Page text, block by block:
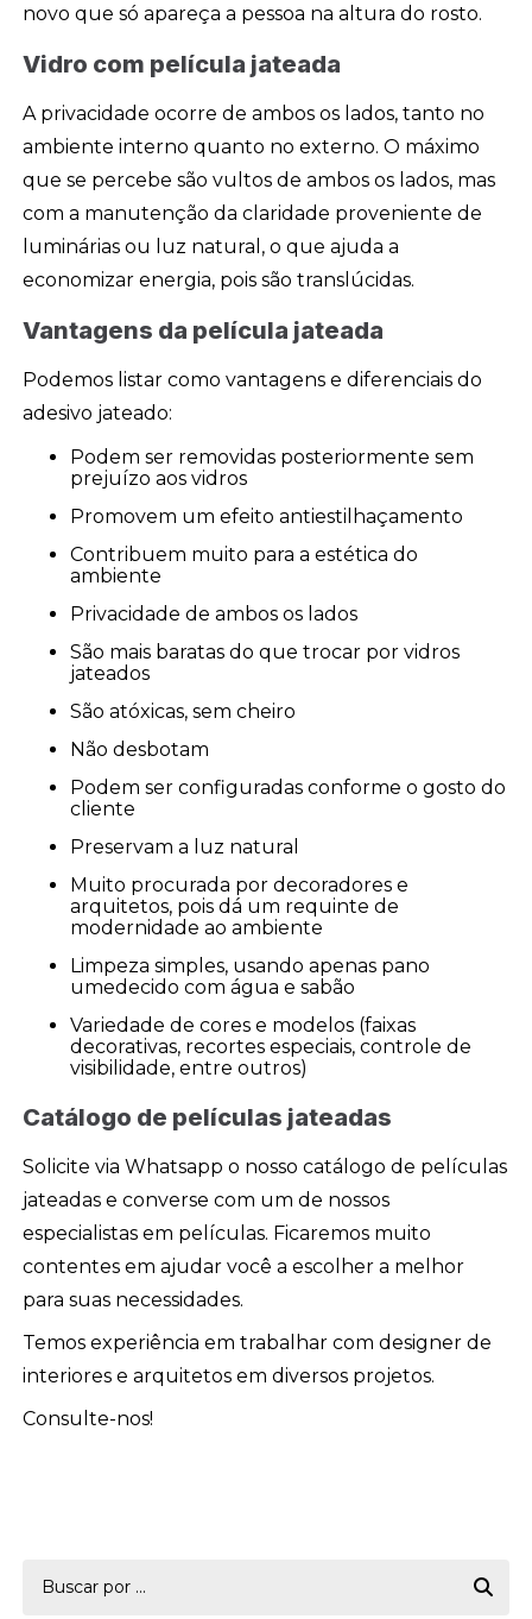
novo que só apareça a pessoa na altura do rosto.
Vidro com película jateada
A privacidade ocorre de ambos os lados, tanto no
ambiente interno quanto no externo. O máximo
que se percebe são vultos de ambos os lados, mas
com a manutenção da claridade proveniente de
luminárias ou luz natural, o que ajuda a
economizar energia, pois são translúcidas.
Vantagens da película jateada
Podemos listar como vantagens e diferenciais do
adesivo jateado:
Podem ser removidas posteriormente sem
prejuízo aos vidros
Promovem um efeito antiestilhaçamento
Contribuem muito para a estética do
ambiente
Privacidade de ambos os lados
São mais baratas do que trocar por vidros
jateados
São atóxicas, sem cheiro
Não desbotam
Podem ser configuradas conforme o gosto do
cliente
Preservam a luz natural
Muito procurada por decoradores e
arquitetos, pois dá um requinte de
modernidade ao ambiente
Limpeza simples, usando apenas pano
umedecido com água e sabão
Variedade de cores e modelos (faixas
decorativas, recortes especiais, controle de
visibilidade, entre outros)
Catálogo de películas jateadas
Solicite via Whatsapp o nosso catálogo de películas
jateadas e converse com um de nossos
especialistas em películas. Ficaremos muito
contentes em ajudar você a escolher a melhor
para suas necessidades.
Temos experiência em trabalhar com designer de
interiores e arquitetos em diversos projetos.
Consulte-nos!